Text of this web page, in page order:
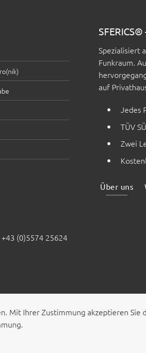
Spezialisiert
Funkraum.
auf
Jedes
TÜV
Zwei
Über uns
+43 (0)5574 25624
Mit Ihrer Zustimmung akzeptieren